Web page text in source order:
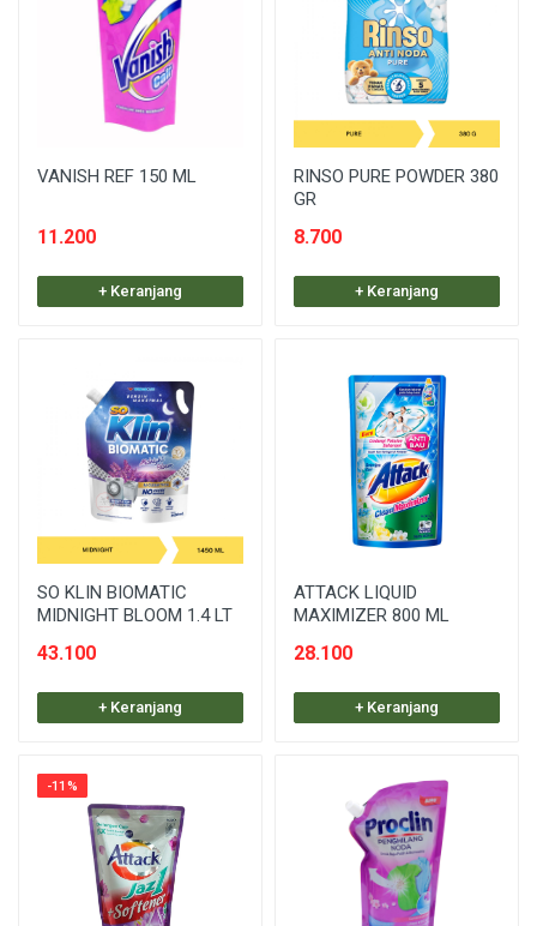
VANISH REF 150 ML
11.200
+ Keranjang
RINSO PURE POWDER 380
GR
8.700
+ Keranjang
SO KLIN BIOMATIC
MIDNIGHT BLOOM 1.4 LT
43.100
+ Keranjang
ATTACK LIQUID
MAXIMIZER 800 ML
28.100
+ Keranjang
-11%